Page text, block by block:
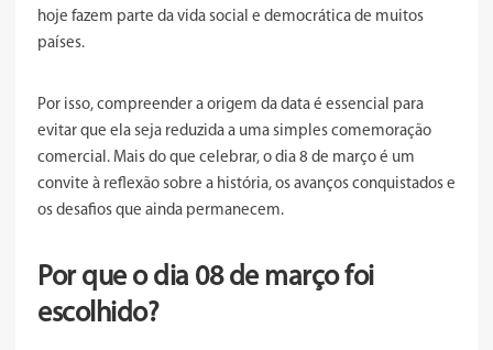
hoje fazem parte da vida social e democrática de muitos
países.
Por isso, compreender a origem da data é essencial para
evitar que ela seja reduzida a uma simples comemoração
comercial. Mais do que celebrar, o dia 8 de março é um
convite à reflexão sobre a história, os avanços conquistados e
os desafios que ainda permanecem.
Por que o dia 08 de março foi
escolhido?